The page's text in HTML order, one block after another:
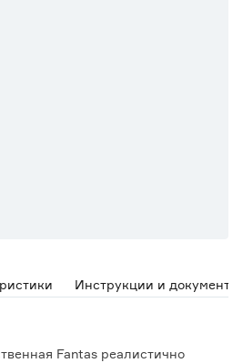
Инструкции и документы
Fantas реалистично